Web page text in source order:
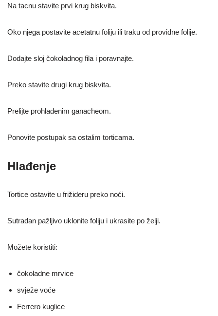
Na tacnu stavite prvi krug biskvita.
Oko njega postavite acetatnu foliju ili traku od providne folije.
Dodajte sloj čokoladnog fila i poravnajte.
Preko stavite drugi krug biskvita.
Prelijte prohlađenim ganacheom.
Ponovite postupak sa ostalim torticama.
Hlađenje
Tortice ostavite u frižideru preko noći.
Sutradan pažljivo uklonite foliju i ukrasite po želji.
Možete koristiti:
čokoladne mrvice
svježe voće
Ferrero kuglice